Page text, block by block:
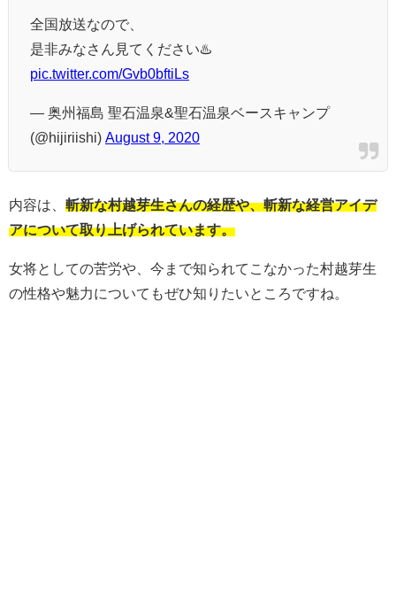
全国放送なので、
是非みなさん見てください♨️
pic.twitter.com/Gvb0bftiLs
— 奥州福島 聖石温泉&聖石温泉ベースキャンプ
(@hijiriishi) August 9, 2020
内容は、 斬新な村越芽生さんの経歴や、斬新な経営アイデ
アについて取り上げられています。
女将としての苦労や、今まで知られてこなかった村越芽生
の性格や魅力についてもぜひ知りたいところですね。